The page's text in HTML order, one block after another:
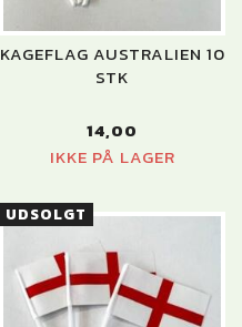
KAGEFLAG AUSTRALIEN 10
STK
14,00
IKKE PÅ LAGER
UDSOLGT